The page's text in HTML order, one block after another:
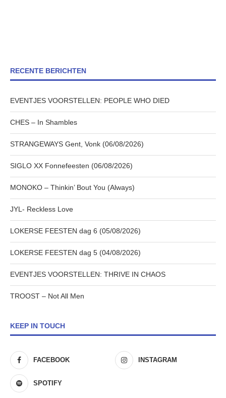
RECENTE BERICHTEN
EVENTJES VOORSTELLEN: PEOPLE WHO DIED
CHES – In Shambles
STRANGEWAYS Gent, Vonk (06/08/2026)
SIGLO XX Fonnefeesten (06/08/2026)
MONOKO – Thinkin’ Bout You (Always)
JYL- Reckless Love
LOKERSE FEESTEN dag 6 (05/08/2026)
LOKERSE FEESTEN dag 5 (04/08/2026)
EVENTJES VOORSTELLEN: THRIVE IN CHAOS
TROOST – Not All Men
KEEP IN TOUCH
FACEBOOK INSTAGRAM
SPOTIFY